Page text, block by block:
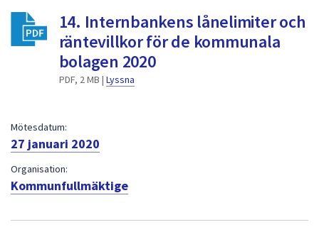
att
välja
något
14. Internbankens lånelimiter och
räntevillkor för de kommunala
bolagen 2020
PDF, 2 MB | Lyssna
Mötesdatum:
27 januari 2020
Organisation:
Kommunfullmäktige